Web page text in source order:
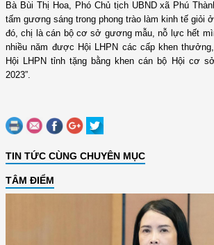
Bà Bùi Thị Hoa, Phó Chủ tịch UBND xã Phú
tấm gương sáng trong phong trào làm kinh tế giỏi
đó, chị là cán bộ cơ sở gương mẫu, nỗ lực hết
nhiều năm được Hội LHPN các cấp khen
Hội LHPN tỉnh tặng bằng khen cán bộ Hội cơ
2023”.
TIN TỨC CÙNG CHUYÊN MỤC
TÂM ĐIỂM